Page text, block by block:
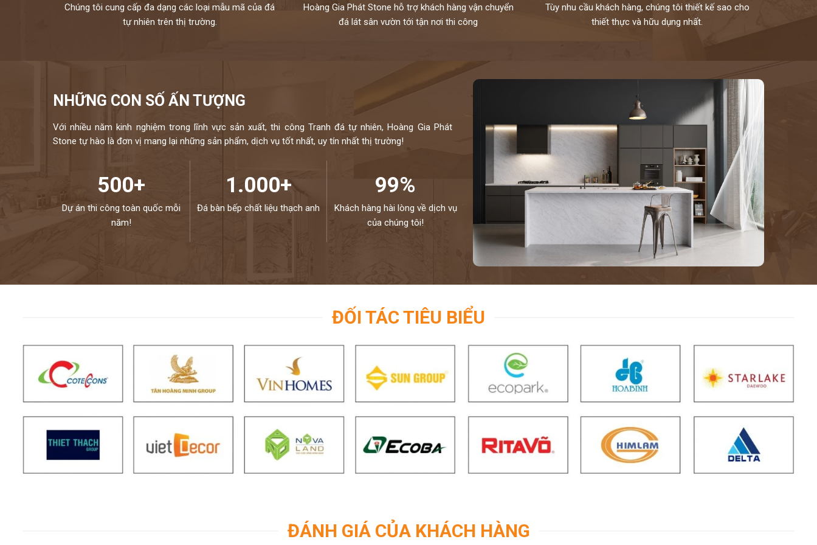
Chúng tôi cung cấp đa dạng các loại mẫu mã của đá
tự nhiên trên thị trường.
Hoàng Gia Phát Stone hỗ trợ khách hàng vận chuyển
đá lát sân vườn tới tận nơi thi công
Tùy nhu cầu khách hàng, chúng tôi thiết kế sao cho
thiết thực và hữu dụng nhất.
NHỮNG CON SỐ ẤN TƯỢNG
Với nhiều năm kinh nghiệm trong lĩnh vực sản xuất, thi công Tranh đá tự nhiên, Hoàng Gia Phát
Stone tự hào là đơn vị mang lại những sản phẩm, dịch vụ tốt nhất, uy tín nhất thị trường!
500+
Dự án thi công toàn quốc mỗi
năm!
1.000+
Đá bàn bếp chất liệu thạch anh
99%
Khách hàng hài lòng về dịch vụ
của chúng tôi!
ĐỐI TÁC TIÊU BIỂU
ĐÁNH GIÁ CỦA KHÁCH HÀNG